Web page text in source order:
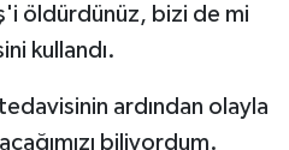
öldürdünüz, bizi de mi
kullandı.
ardından olayla
biliyordum.